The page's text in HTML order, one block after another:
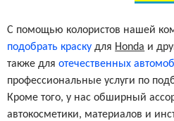
С помощью колористов нашей
подобрать краску для Honda и
также дляотечественных
профессиональные услуги по
Кроме того, у нас обширный
автокосметики, материалов и